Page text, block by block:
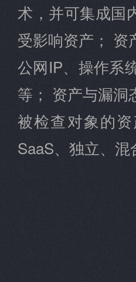
术，并可集成国
受影响资产； 资
公网IP、操作系
等； 资产与漏洞
被检查对象的
SaaS、独立、